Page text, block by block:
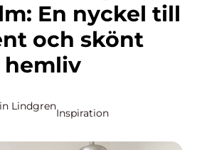
En nyckel till
och skönt
hemliv
Lindgren
Inspiration